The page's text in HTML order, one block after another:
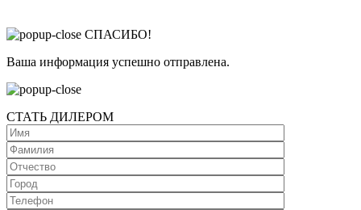
СПАСИБО!
Ваша информация успешно отправлена.
СТАТЬ ДИЛЕРОМ